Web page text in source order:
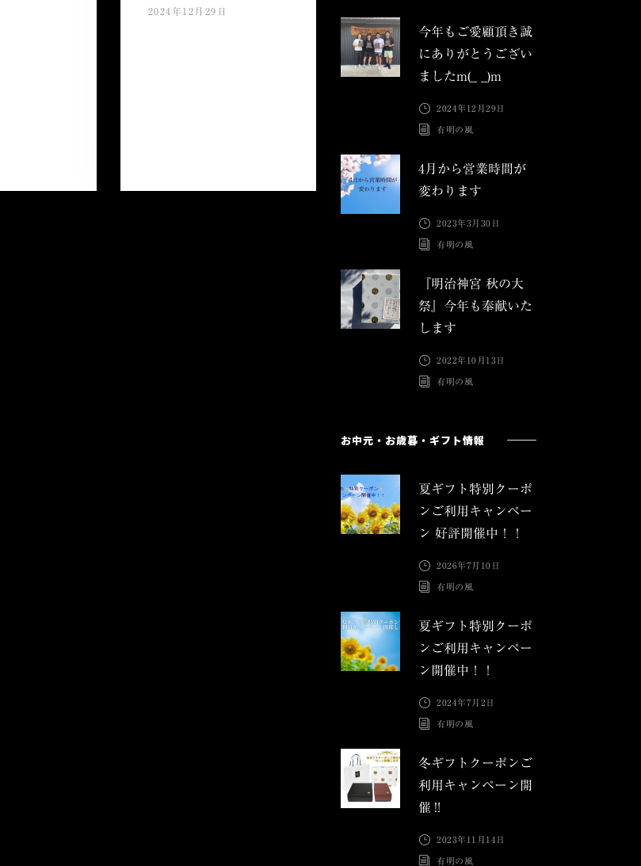
2024年12月29日
今年もご愛顧頂き誠
にありがとうござい
ましたm(_ _)m
2024年12月29日
有明の風
4月から営業時間が
変わります
2023年3月30日
有明の風
『明治神宮 秋の大
祭』今年も奉献いた
します
2022年10月13日
有明の風
お中元・お歳暮・ギフト情報
夏ギフト特別クーポ
ンご利用キャンペー
ン 好評開催中！！
2026年7月10日
有明の風
夏ギフト特別クーポ
ンご利用キャンペー
ン開催中！！
2024年7月2日
有明の風
冬ギフトクーポンご
利用キャンペーン開
催‼︎
2023年11月14日
有明の風